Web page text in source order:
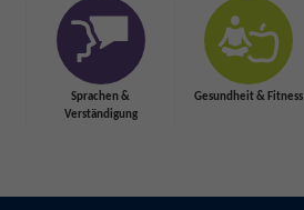
Sprachen &
Verständigung
Gesundheit & Fitness